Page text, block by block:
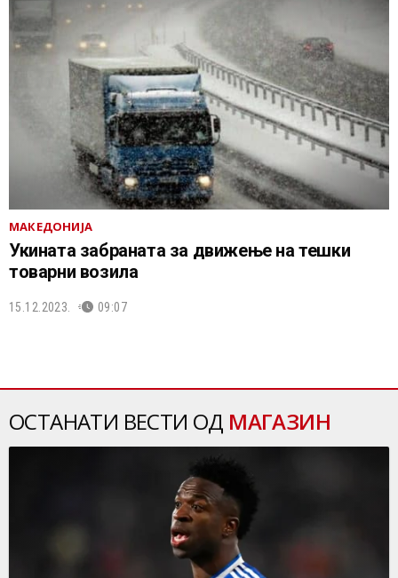
МАКЕДОНИЈА
Укината забраната за движење на тешки
товарни возила
15.12.2023. 09:07
ОСТАНАТИ ВЕСТИ ОД МАГАЗИН